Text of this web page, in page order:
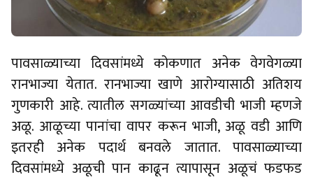
पावसाळ्याच्या दिवसांमध्ये कोकणात अनेक वेगवेगळ्या
रानभाज्या येतात. रानभाज्या खाणे आरोग्यासाठी अतिशय
गुणकारी आहे. त्यातील सगळ्यांच्या आवडीची भाजी म्हणजे
अळू. आळूच्या पानांचा वापर करून भाजी, अळू वडी आणि
इतरही अनेक पदार्थ बनवले जातात. पावसाळ्याच्या
दिवसांमध्ये अळूची पान काढून त्यापासून अळूचं फडफड